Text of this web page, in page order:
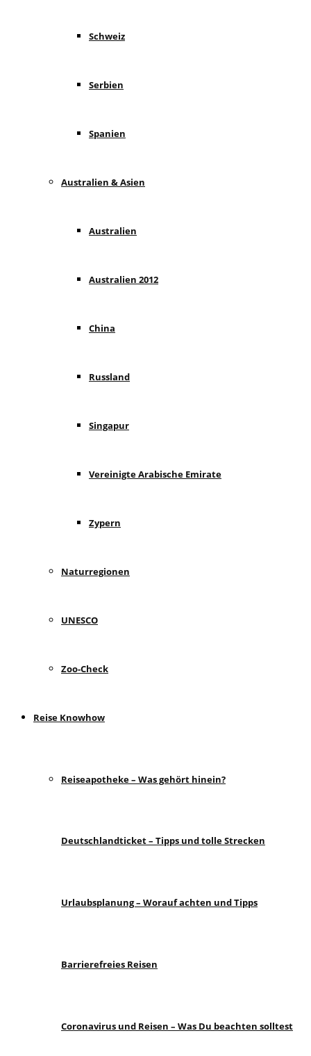
Schweiz
Serbien
Spanien
Australien & Asien
Australien
Australien 2012
China
Russland
Singapur
Vereinigte Arabische Emirate
Zypern
Naturregionen
UNESCO
Zoo-Check
Reise Knowhow
Reiseapotheke – Was gehört hinein?
Deutschlandticket – Tipps und tolle Strecken
Urlaubsplanung – Worauf achten und Tipps
Barrierefreies Reisen
Coronavirus und Reisen – Was Du beachten solltest